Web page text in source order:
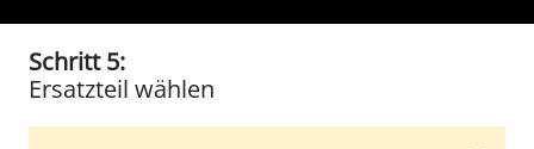
Schritt 5:
Ersatzteil wählen